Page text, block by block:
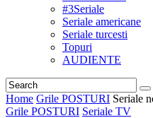
#3Seriale
Seriale americane
Seriale turcesti
Topuri
AUDIENTE
Home Grile POSTURI Seriale
Grile POSTURI Seriale TV